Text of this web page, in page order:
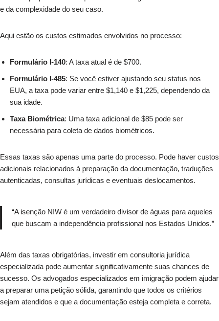
e da complexidade do seu caso.
Aqui estão os custos estimados envolvidos no processo:
Formulário I-140: A taxa atual é de $700.
Formulário I-485: Se você estiver ajustando seu status nos
EUA, a taxa pode variar entre $1,140 e $1,225, dependendo da
sua idade.
Taxa Biométrica: Uma taxa adicional de $85 pode ser
necessária para coleta de dados biométricos.
Essas taxas são apenas uma parte do processo. Pode haver custos
adicionais relacionados à preparação da documentação, traduções
autenticadas, consultas jurídicas e eventuais deslocamentos.
“A isenção NIW é um verdadeiro divisor de águas para aqueles
que buscam a independência profissional nos Estados Unidos.”
Além das taxas obrigatórias, investir em consultoria jurídica
especializada pode aumentar significativamente suas chances de
sucesso. Os advogados especializados em imigração podem ajudar
a preparar uma petição sólida, garantindo que todos os critérios
sejam atendidos e que a documentação esteja completa e correta.